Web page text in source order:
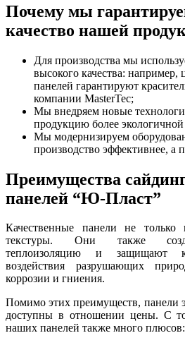
Почему мы
качество нашей
Для производства мы
высокого качества: например,
панелей гарантируют
компании MasterTec;
Мы внедряем новые
продукцию более экологичной
Мы модернизируем
производство эффективнее,
Преимущества
панелей “Ю-Пласт”
Качественные панели не только
текстуры. Они также
теплоизоляцию и защищают
воздействия разрушающих
коррозии и гниения.
Помимо этих преимуществ, панели
доступны в отношении цены. С
наших панелей также много плюсов: